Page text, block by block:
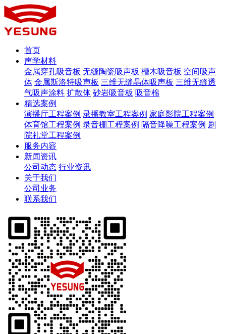
首页
声学材料
金属穿孔吸音板 无缝陶瓷吸声板 槽木吸音板 空间吸声
体 金属斯洛特吸声板 三维无缝晶体吸声板 三维无缝透
气吸声涂料 扩散体 砂岩吸音板 吸音棉
精选案例
演播厅工程案例 录播教室工程案例 家庭影院工程案例
体育馆工程案例 录音棚工程案例 隔音降噪工程案例 剧
院礼堂工程案例
服务内容
新闻资讯
公司动态 行业资讯
关于我们
公司业务
联系我们